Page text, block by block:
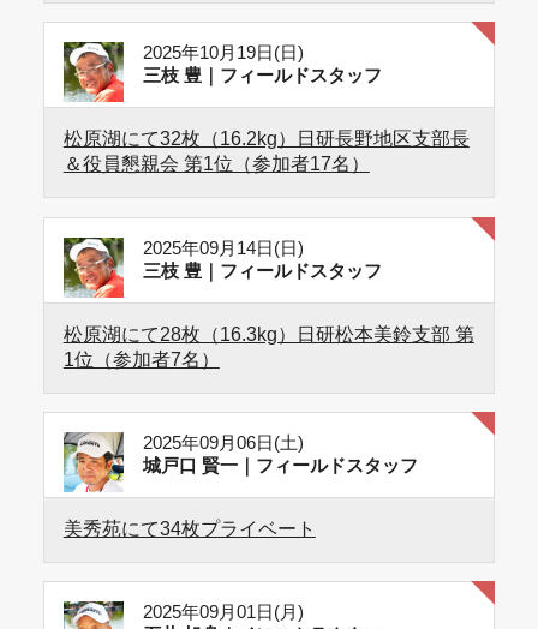
2025年10月19日(日)
三枝 豊｜フィールドスタッフ
松原湖にて32枚（16.2kg）日研長野地区支部長
＆役員懇親会 第1位（参加者17名）
2025年09月14日(日)
三枝 豊｜フィールドスタッフ
松原湖にて28枚（16.3kg）日研松本美鈴支部 第
1位（参加者7名）
2025年09月06日(土)
城戸口 賢一｜フィールドスタッフ
美秀苑にて34枚プライベート
2025年09月01日(月)